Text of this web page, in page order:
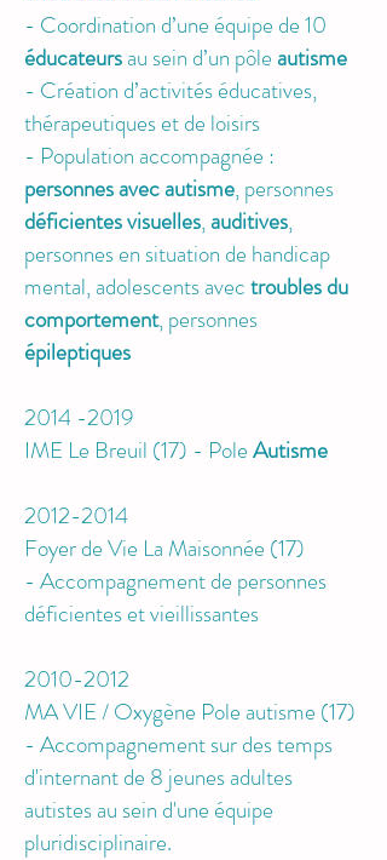
- Coordination d’une équipe de 10
éducateursau sein d’un pôle autisme
- Création d’activités éducatives,
thérapeutiques et de loisirs
- Population accompagnée :
personnes avec autisme, personnes
déficientes visuelles,auditives,
personnes en situation de handicap
mental, adolescents avectroubles du
comportement, personnes
épileptiques
2014 -2019
IME Le Breuil (17) - PoleAutisme
2012-2014
Foyer de Vie La Maisonnée (17)
- Accompagnement de personnes
déficientes et vieillissantes
2010-2012
MA VIE / Oxygène Pole autisme (17)
- Accompagnement sur des temps
d'internant de 8 jeunes adultes
autistes au sein d'une équipe
pluridisciplinaire.